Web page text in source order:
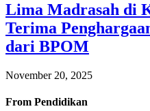
Lima Madrasah di
Terima
dari BPOM
November 20, 2025
From Pendidikan